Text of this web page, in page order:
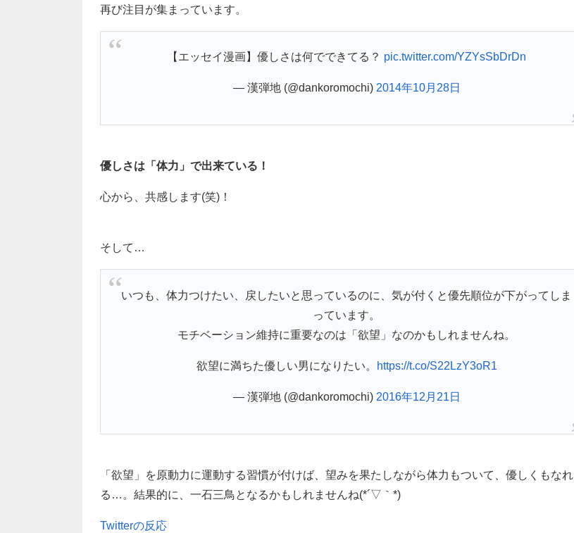
再び注目が集まっています。
【エッセイ漫画】優しさは何でできてる？ pic.twitter.com/YZYsSbDrDn
— 漢弾地 (@dankoromochi) 2014年10月28日
優しさは「体力」で出来ている！
心から、共感します(笑)！
そして…
いつも、体力つけたい、戻したいと思っているのに、気が付くと優先順位が下がってしま
っています。
モチベーション維持に重要なのは「欲望」なのかもしれませんね。
欲望に満ちた優しい男になりたい。 https://t.co/S22LzY3oR1
— 漢弾地 (@dankoromochi) 2016年12月21日
「欲望」を原動力に運動する習慣が付けば、望みを果たしながら体力もついて、優しくもなれ
る…。結果的に、一石三鳥となるかもしれませんね(*´▽｀*)
Twitterの反応